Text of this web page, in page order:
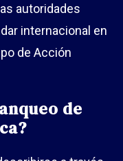
autoridades
internacional en
de Acción
de